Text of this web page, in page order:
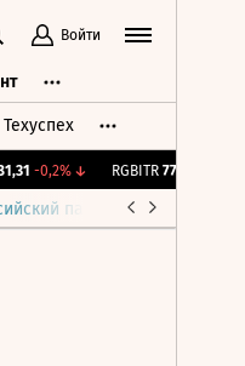
Войти
Техуспех
-0,2%↓ RGBITR 775,48
парламент